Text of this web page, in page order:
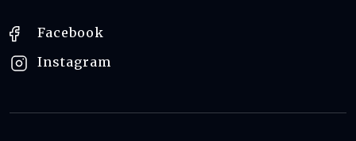
Facebook
Instagram